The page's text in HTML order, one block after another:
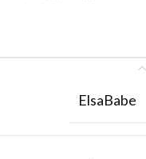
ElsaBabe